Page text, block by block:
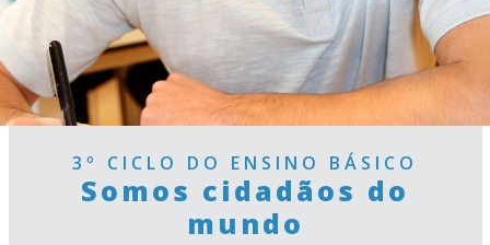
3º CICLO DO ENSINO BÁSICO
Somos cidadãos do
mundo